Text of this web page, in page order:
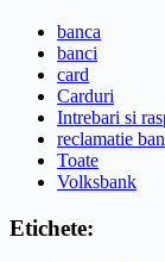
banca
banci
card
Carduri
Intrebari si
reclamatie
Toate
Volksbank
Etichete: